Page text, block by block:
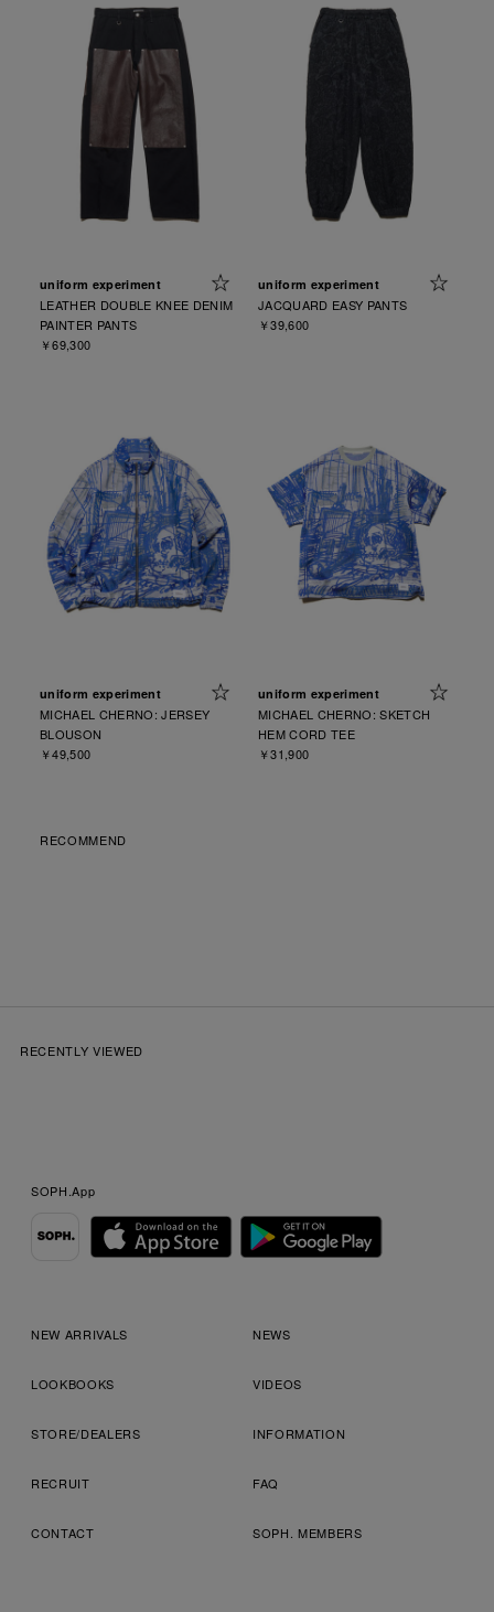
uniform experiment
LEATHER DOUBLE KNEE DENIM
PAINTER PANTS
￥69,300
uniform experiment
JACQUARD EASY PANTS
￥39,600
uniform experiment
MICHAEL CHERNO: JERSEY
BLOUSON
￥49,500
uniform experiment
MICHAEL CHERNO: SKETCH
HEM CORD TEE
￥31,900
RECOMMEND
RECENTLY VIEWED
SOPH.App
NEW ARRIVALS NEWS
LOOKBOOKS VIDEOS
STORE/DEALERS INFORMATION
RECRUIT FAQ
CONTACT SOPH. MEMBERS